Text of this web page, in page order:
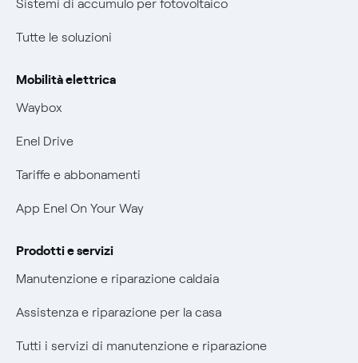
Condizioni generali di contratto prodotti e servizi
Nuove regole europee per la protezione dei dati
Offerte Placet non vulnerabili
Offerta Tutela Vulnerabilità Gas
Mobilità Elettrica
Phishing e truffe online
Verifica chi ti ha chiamato
Agevolazione utenti con disabilità per offerte Fibra
Sistemi di accumulo per fotovoltaico
Tutte le soluzioni
Mobilità elettrica
Waybox
Enel Drive
Tariffe e abbonamenti
App Enel On Your Way
Prodotti e servizi
Manutenzione e riparazione caldaia
Assistenza e riparazione per la casa
Tutti i servizi di manutenzione e riparazione